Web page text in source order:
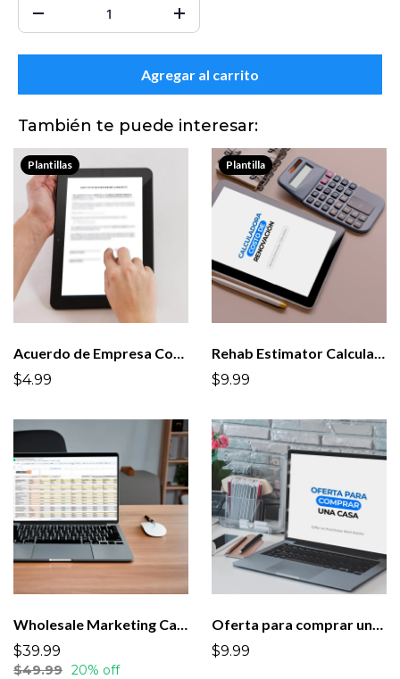
Agregar al carrito
También te puede interesar:
Plantillas
Acuerdo de Empresa Conjunta - Acuerdo JV
$4.99
Plantilla
Rehab Estimator Calculator
$9.99
Wholesale Marketing Calculator
$39.99
$49.99 20% off
Oferta para comprar una casa (Offer to Purchase Real Estate)
$9.99